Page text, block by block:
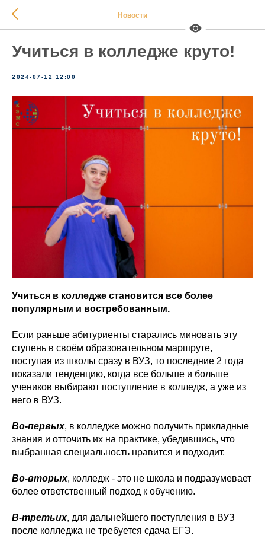
Новости
Учиться в колледже круто!
2024-07-12 12:00
Учиться в колледже становится все более
популярным и востребованным.
Если раньше абитуриенты старались миновать эту
ступень в своём образовательном маршруте,
поступая из школы сразу в ВУЗ, то последние 2 года
показали тенденцию, когда все больше и больше
учеников выбирают поступление в колледж, а уже из
него в ВУЗ.
Во-первых, в колледже можно получить прикладные
знания и отточить их на практике, убедившись, что
выбранная специальность нравится и подходит.
Во-вторых, колледж - это не школа и подразумевает
более ответственный подход к обучению.
В-третьих, для дальнейшего поступления в ВУЗ
после колледжа не требуется сдача ЕГЭ.